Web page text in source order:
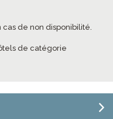
de non disponibilité.
de catégorie